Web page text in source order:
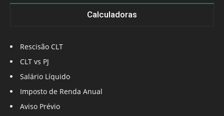
Calculadoras
Rescisão CLT
CLT vs PJ
Salário Líquido
Imposto de Renda Anual
Aviso Prévio